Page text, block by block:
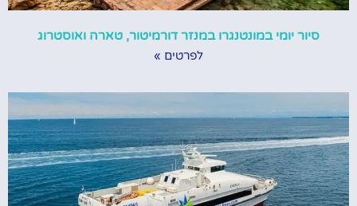
סיור יומי במונטנגרו במנזר דורמיטור, טארה ואוסטרוג
לפרטים »